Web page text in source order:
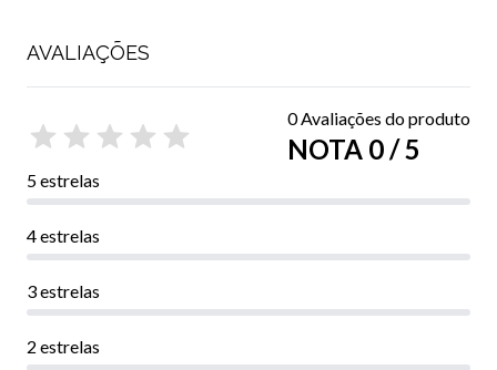
AVALIAÇÕES
0 Avaliações do produto
NOTA 0 / 5
5 estrelas
4 estrelas
3 estrelas
2 estrelas